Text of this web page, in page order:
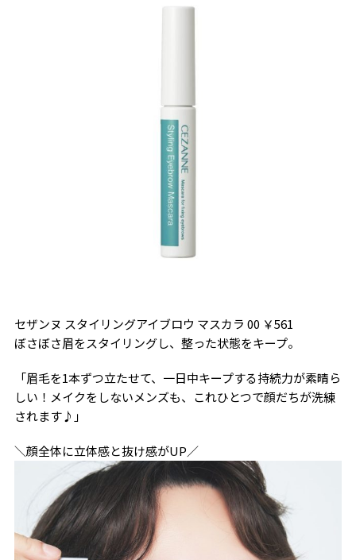
セザンヌ スタイリングアイブロウ マスカラ 00 ￥561
ぼさぼさ眉をスタイリングし、整った状態をキープ。
「眉毛を1本ずつ立たせて、一日中キープする持続力が素晴ら
しい！メイクをしないメンズも、これひとつで顔だちが洗練
されます♪」
＼顔全体に立体感と抜け感がUP／